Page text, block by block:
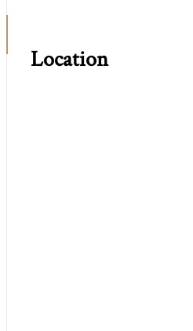
Location